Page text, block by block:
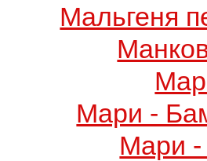
Мальгеня
Мари -
Мари -